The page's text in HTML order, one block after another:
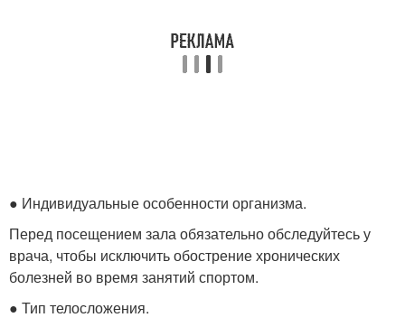
● Индивидуальные особенности организма.
Перед посещением зала обязательно обследуйтесь у
врача, чтобы исключить обострение хронических
болезней во время занятий спортом.
● Тип телосложения.